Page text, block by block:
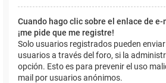
Cuando hago clic sobre el enlace de
¡me pide que me registre!
Solo usuarios registrados pueden
usuarios a través del foro, si la
opción. Esto es para prevenir el uso
mail por usuarios anónimos.